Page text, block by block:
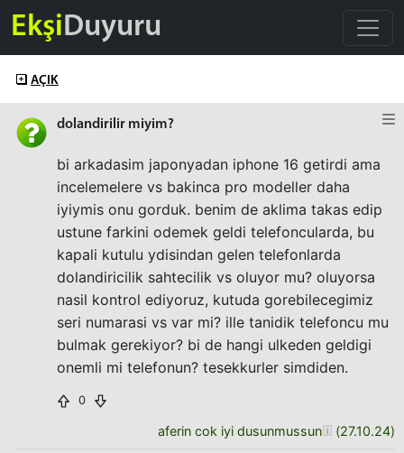
EkşiDuyuru
AÇIK
dolandirilir miyim?
bi arkadasim japonyadan iphone 16 getirdi ama
incelemelere vs bakinca pro modeller daha
iyiymis onu gorduk. benim de aklima takas edip
ustune farkini odemek geldi telefoncularda, bu
kapali kutulu ydisindan gelen telefonlarda
dolandiricilik sahtecilik vs oluyor mu? oluyorsa
nasil kontrol ediyoruz, kutuda gorebilecegimiz
seri numarasi vs var mi? ille tanidik telefoncu mu
bulmak gerekiyor? bi de hangi ulkeden geldigi
onemli mi telefonun? tesekkurler simdiden.
0
aferin cok iyi dusunmussun (27.10.24)